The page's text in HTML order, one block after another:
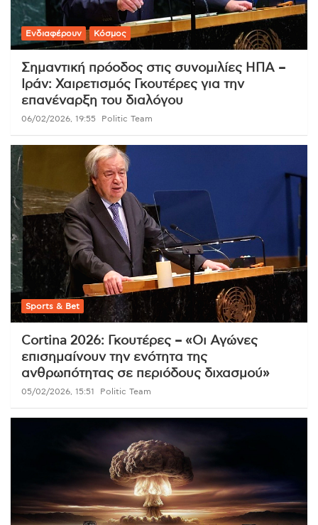
Ενδιαφέρουν Κόσμος
Σημαντική πρόοδος στις συνομιλίες ΗΠΑ –
Ιράν: Χαιρετισμός Γκουτέρες για την
επανέναρξη του διαλόγου
06/02/2026, 19:55 Politic Team
Sports & Bet
Cortina 2026: Γκουτέρες – «Οι Αγώνες
επισημαίνουν την ενότητα της
ανθρωπότητας σε περιόδους διχασμού»
05/02/2026, 15:51 Politic Team